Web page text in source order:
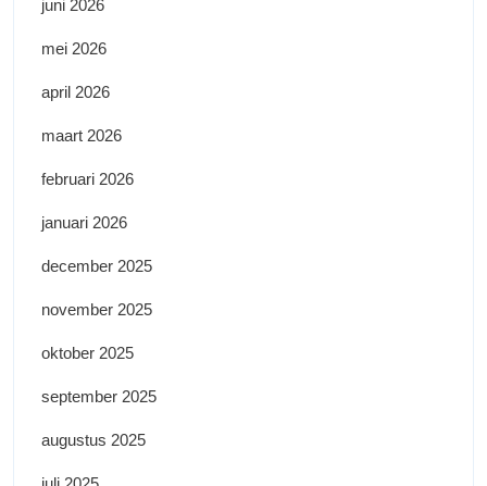
juni 2026
mei 2026
april 2026
maart 2026
februari 2026
januari 2026
december 2025
november 2025
oktober 2025
september 2025
augustus 2025